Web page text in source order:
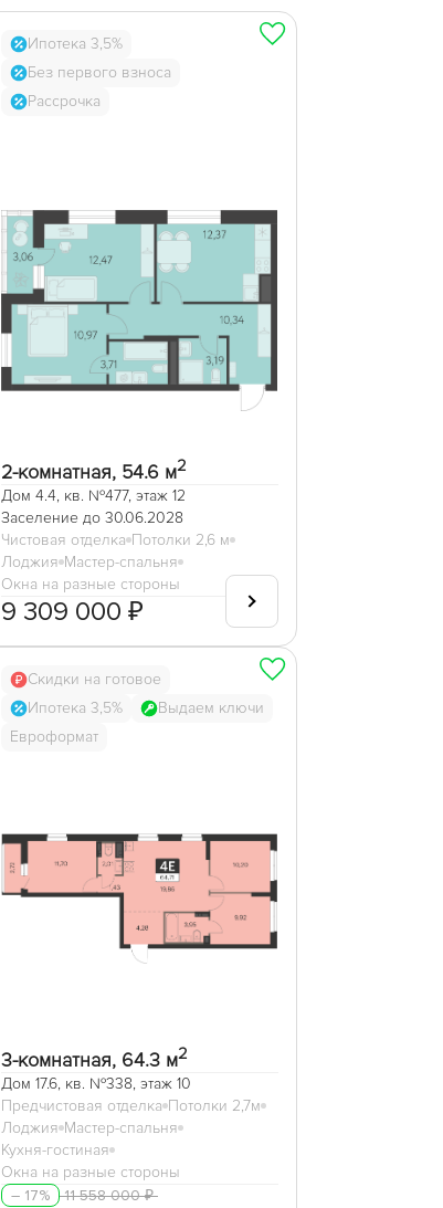
Ипотека 3,5%
Без первого взноса
Рассрочка
2-комнатная, 54.6 м2
Дом 4.4, кв. №477, этаж 12
Заселение до 30.06.2028
Чистовая отделка Потолки 2,6 м
Лоджия Мастер-спальня
Окна на разные стороны
9 309 000 ₽
Скидки на готовое
Ипотека 3,5%
Выдаем ключи
Евроформат
3-комнатная, 64.3 м2
Дом 17.6, кв. №338, этаж 10
Предчистовая отделка Потолки 2,7м
Лоджия Мастер-спальня
Кухня-гостиная
Окна на разные стороны
– 17%
11 558 000 ₽